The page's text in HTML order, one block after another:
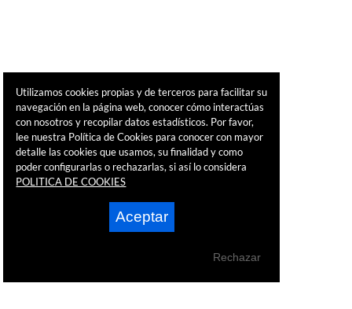
Utilizamos cookies propias y de terceros para facilitar su
navegación en la página web, conocer cómo interactúas
con nosotros y recopilar datos estadísticos. Por favor,
lee nuestra Política de Cookies para conocer con mayor
detalle las cookies que usamos, su finalidad y como
poder configurarlas o rechazarlas, si así lo considera
POLITICA DE COOKIES
Aceptar
Rechazar